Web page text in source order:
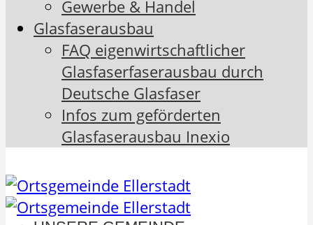
Gewerbe & Handel
Glasfaserausbau
FAQ eigenwirtschaftlicher
Glasfaserfaserausbau durch
Deutsche Glasfaser
Infos zum geförderten
Glasfaserausbau Inexio